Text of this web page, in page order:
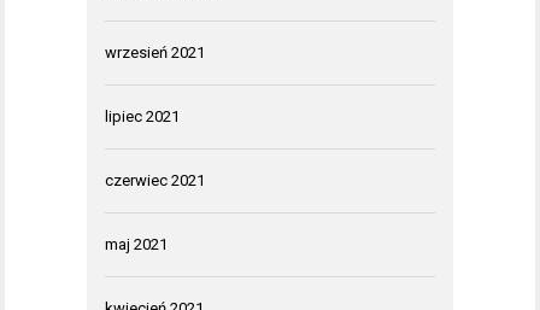
wrzesień 2021
lipiec 2021
czerwiec 2021
maj 2021